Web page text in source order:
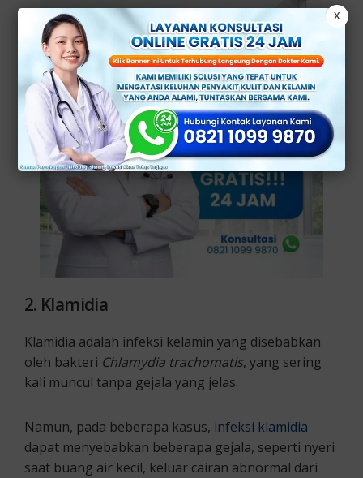
2. Klamidia
Klamidia adalah infeksi kelamin yang disebabkan
oleh bakteri Chlamydia trachomatis, yang sering
kali muncul tanpa gejala yang jelas.
Namun, pada beberapa kasus, infeksi klamidia
dapat menyebabkan beberapa gejala, seperti nyeri
saat buang air kecil, keluar cairan abnormal dari
X